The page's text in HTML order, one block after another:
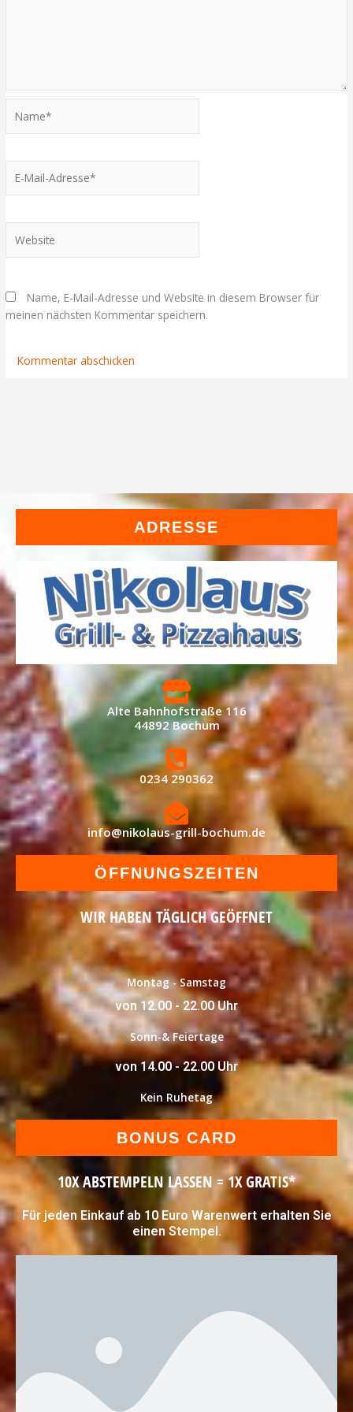
Mail-
Name, E-Mail-Adresse und Website in diesem Browser für
meinen nächsten Kommentar speichern.
ADRESSE
Alte Bahnhofstraße 116
44892 Bochum
0234 290362
info@nikolaus-grill-bochum.de
ÖFFNUNGSZEITEN
WIR HABEN TÄGLICH GEÖFFNET
Montag - Samstag
von 12.00 - 22.00 Uhr
Sonn-& Feiertage
von 14.00 - 22.00 Uhr
Kein Ruhetag
BONUS CARD
10X ABSTEMPELN LASSEN = 1X GRATIS*
Für jeden Einkauf ab 10 Euro Warenwert erhalten Sie
einen Stempel.